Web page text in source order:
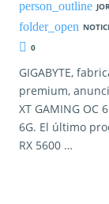
0
GIGABYTE,
premium,
XT GAMING OC
6G. El último
RX 5600 …